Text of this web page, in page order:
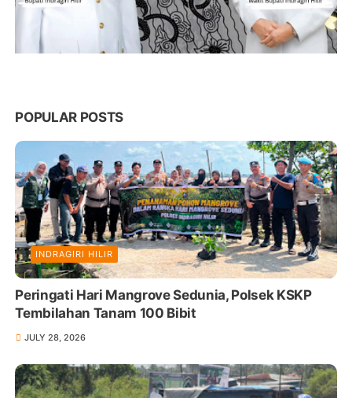
POPULAR POSTS
INDRAGIRI HILIR
Peringati Hari Mangrove Sedunia, Polsek KSKP
Tembilahan Tanam 100 Bibit
JULY 28, 2026